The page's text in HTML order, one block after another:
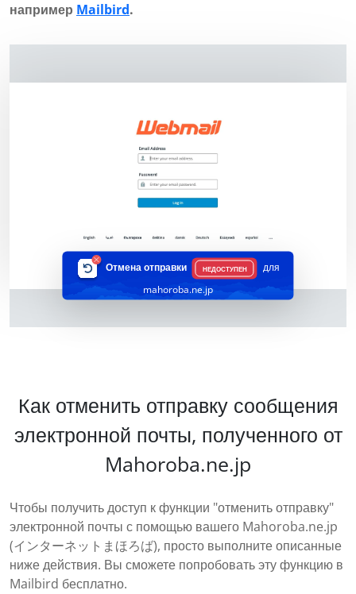
например Mailbird.
Отмена отправки НЕДОСТУПЕН
для
mahoroba.ne.jp
Как отменить отправку сообщения
электронной почты, полученного от
Mahoroba.ne.jp
Чтобы получить доступ к функции "отменить отправку"
электронной почты с помощью вашего Mahoroba.ne.jp
(インターネットまほろば), просто выполните описанные
ниже действия. Вы сможете попробовать эту функцию в
Mailbird бесплатно.